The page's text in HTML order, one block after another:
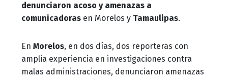
denunciaron acoso y amenazas a
comunicadoras en Morelos y Tamaulipas.
En Morelos, en dos días, dos reporteras con
amplia experiencia en investigaciones contra
malas administraciones, denunciaron amenazas